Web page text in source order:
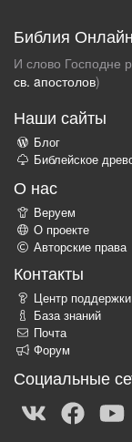
Библия Онлайн
И слово Господне
св. aпостолов)
Наши сайты
Блог
Библейское
О нас
Веруем
О проекте
Авторские права
Контакты
Центр поддержки
База знаний
Почта
Форум
Социальные